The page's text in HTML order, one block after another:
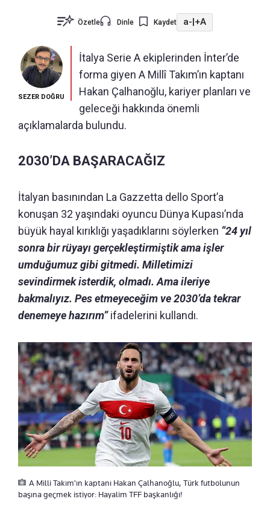
Özetle Dinle Kaydet a-|+A
SEZER DOĞRU
İtalya Serie A ekiplerinden İnter’de
forma giyen A Millî Takım’ın kaptanı
Hakan Çalhanoğlu, kariyer planları ve
geleceği hakkında önemli
açıklamalarda bulundu.
2030’DA BAŞARACAĞIZ
İtalyan basınından La Gazzetta dello Sport’a
konuşan 32 yaşındaki oyuncu Dünya Kupası’nda
büyük hayal kırıklığı yaşadıklarını söylerken “24 yıl
sonra bir rüyayı gerçekleştirmiştik ama işler
umduğumuz gibi gitmedi. Milletimizi
sevindirmek isterdik, olmadı. Ama ileriye
bakmalıyız. Pes etmeyeceğim ve 2030’da tekrar
denemeye hazırım”ifadelerini kullandı.
A Milli Takım'ın kaptanı Hakan Çalhanoğlu, Türk futbolunun
başına geçmek istiyor: Hayalim TFF başkanlığı!